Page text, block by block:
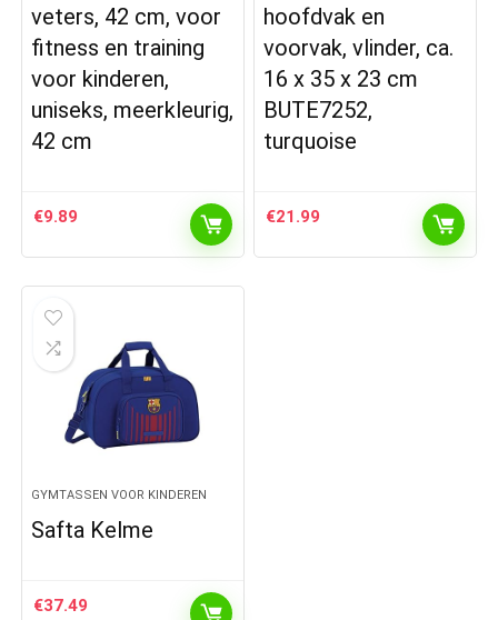
veters, 42 cm, voor
fitness en training
voor kinderen,
uniseks, meerkleurig,
42 cm
€9.89
hoofdvak en
voorvak, vlinder, ca.
16 x 35 x 23 cm
BUTE7252,
turquoise
€21.99
GYMTASSEN VOOR KINDEREN
Safta Kelme
€37.49